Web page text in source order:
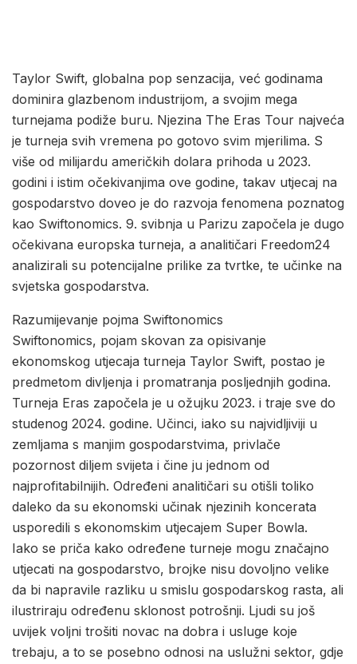
Taylor Swift, globalna pop senzacija, već godinama
dominira glazbenom industrijom, a svojim mega
turnejama podiže buru. Njezina The Eras Tour najveća
je turneja svih vremena po gotovo svim mjerilima. S
više od milijardu američkih dolara prihoda u 2023.
godini i istim očekivanjima ove godine, takav utjecaj na
gospodarstvo doveo je do razvoja fenomena poznatog
kao Swiftonomics. 9. svibnja u Parizu započela je dugo
očekivana europska turneja, a analitičari Freedom24
analizirali su potencijalne prilike za tvrtke, te učinke na
svjetska gospodarstva.
Razumijevanje pojma Swiftonomics
Swiftonomics, pojam skovan za opisivanje
ekonomskog utjecaja turneja Taylor Swift, postao je
predmetom divljenja i promatranja posljednjih godina.
Turneja Eras započela je u ožujku 2023. i traje sve do
studenog 2024. godine. Učinci, iako su najvidljiviji u
zemljama s manjim gospodarstvima, privlače
pozornost diljem svijeta i čine ju jednom od
najprofitabilnijih. Određeni analitičari su otišli toliko
daleko da su ekonomski učinak njezinih koncerata
usporedili s ekonomskim utjecajem Super Bowla.
Iako se priča kako određene turneje mogu značajno
utjecati na gospodarstvo, brojke nisu dovoljno velike
da bi napravile razliku u smislu gospodarskog rasta, ali
ilustriraju određenu sklonost potrošnji. Ljudi su još
uvijek voljni trošiti novac na dobra i usluge koje
trebaju, a to se posebno odnosi na uslužni sektor, gdje